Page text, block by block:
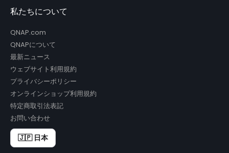
私たちについて
QNAP.com
QNAPについて
最新ニュース
ウェブサイト利用規約
プライバシーポリシー
オンラインショップ利用規約
特定商取引法表記
お問い合わせ
🇯🇵 日本